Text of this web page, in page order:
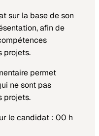
sur la base de son
afin de
projets.
permet
ne sont pas
projets.
le candidat : 00 h